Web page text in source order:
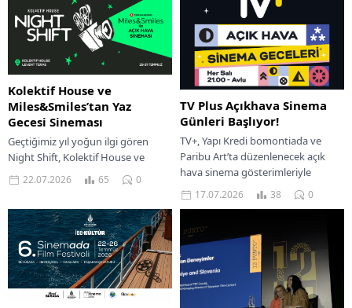
kare...
Kolektif House ve
Miles&Smiles’tan Yaz
Gecesi Sineması
Geçtiğimiz yıl yoğun ilgi gören
Night Shift, Kolektif House ve
Miles&Smiles iş birliğiyle 29-31
Temmuz tarihleri arasında yeniden
22.07.2026 65 0
TV Plus Açıkhava Sinema
Günleri Başlıyor!
TV+, Yapı Kredi bomontiada ve
Paribu Art’ta düzenlenecek açık
hava sinema gösterimleriyle
sinemaseverleri bu yaz da
yıldızların altında güçlü filmler...
17.07.2026 38 0